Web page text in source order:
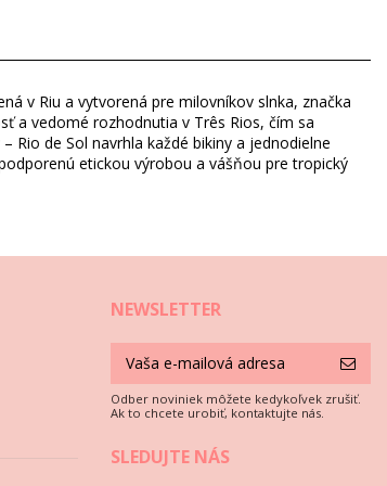
užiť viac ako jedno leto, ale čo spraviť, aby vám
v Riu a vytvorená pre milovníkov slnka, značka
a vedomé rozhodnutia v Três Rios, čím sa
Rio de Sol navrhla každé bikiny a jednodielne
etickou výrobou a vášňou pre tropický
NEWSLETTER
Odber noviniek môžete kedykoľvek zrušiť.
Ak to chcete urobiť, kontaktujte nás.
SLEDUJTE NÁS